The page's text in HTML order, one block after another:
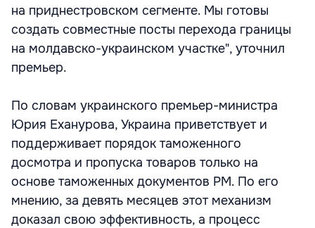
на приднестровском сегменте. Мы готовы
создать совместные посты перехода границы
на молдавско-украинском участке", уточнил
премьер.
По словам украинского премьер-министра
Юрия Еханурова, Украина приветствует и
поддерживает порядок таможенного
досмотра и пропуска товаров только на
основе таможенных документов РМ. По его
мнению, за девять месяцев этот механизм
доказал свою эффективность, а процесс